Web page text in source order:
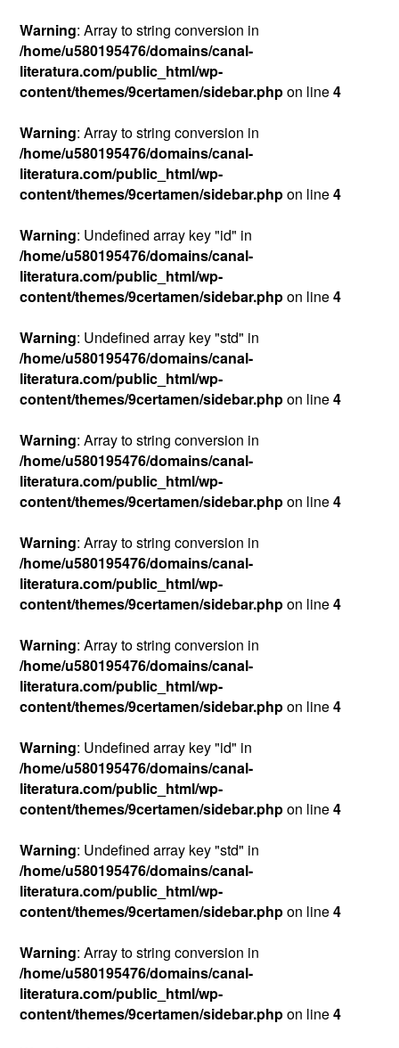
Warning: Array to string conversion in
/home/u580195476/domains/canal-
literatura.com/public_html/wp-
content/themes/9certamen/sidebar.phpon line4
Warning: Array to string conversion in
/home/u580195476/domains/canal-
literatura.com/public_html/wp-
content/themes/9certamen/sidebar.phpon line4
Warning: Undefined array key "id" in
/home/u580195476/domains/canal-
literatura.com/public_html/wp-
content/themes/9certamen/sidebar.phpon line4
Warning: Undefined array key "std" in
/home/u580195476/domains/canal-
literatura.com/public_html/wp-
content/themes/9certamen/sidebar.phpon line4
Warning: Array to string conversion in
/home/u580195476/domains/canal-
literatura.com/public_html/wp-
content/themes/9certamen/sidebar.phpon line4
Warning: Array to string conversion in
/home/u580195476/domains/canal-
literatura.com/public_html/wp-
content/themes/9certamen/sidebar.phpon line4
Warning: Array to string conversion in
/home/u580195476/domains/canal-
literatura.com/public_html/wp-
content/themes/9certamen/sidebar.phpon line4
Warning: Undefined array key "id" in
/home/u580195476/domains/canal-
literatura.com/public_html/wp-
content/themes/9certamen/sidebar.phpon line4
Warning: Undefined array key "std" in
/home/u580195476/domains/canal-
literatura.com/public_html/wp-
content/themes/9certamen/sidebar.phpon line4
Warning: Array to string conversion in
/home/u580195476/domains/canal-
literatura.com/public_html/wp-
content/themes/9certamen/sidebar.phpon line4